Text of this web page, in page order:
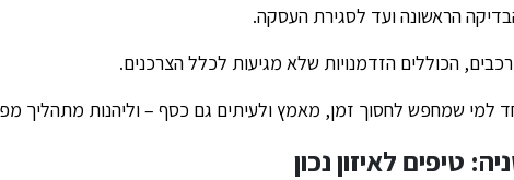
הראשונה ועד לסגירת העסקה.
הכוללים הזדמנויות שלא מגיעות לכלל הצרכנים.
למי שמחפש לחסוך זמן, מאמץ ולעיתים גם כסף – וליהנות מתהליך
טיפים לאיזון נכון